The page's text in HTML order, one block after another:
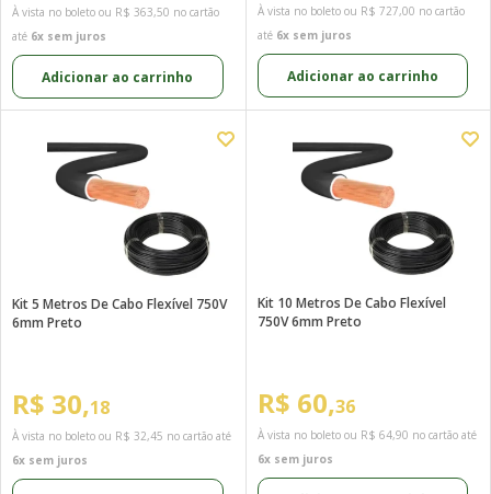
À vista no boleto ou R$ 363,50 no cartão
até 6x sem juros
Adicionar ao carrinho
À vista no boleto ou R$ 727,00 no cartão
até 6x sem juros
Adicionar ao carrinho
Kit 5 Metros De Cabo Flexível 750V
6mm Preto
R$ 30,18
À vista no boleto ou R$ 32,45 no cartão até
6x sem juros
Kit 10 Metros De Cabo Flexível
750V 6mm Preto
R$ 60,36
À vista no boleto ou R$ 64,90 no cartão até
6x sem juros